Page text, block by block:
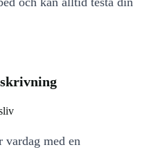
vardag med en